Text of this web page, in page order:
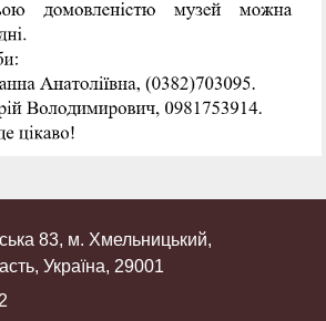
83, м. Хмельницький,
Україна, 29001